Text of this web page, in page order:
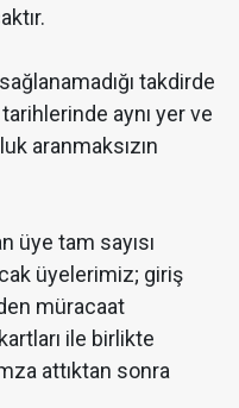
takdirde
aynı yer ve
aranmaksızın
üye tam sayısı
üyelerimiz; giriş
müracaat
ile birlikte
attıktan sonra